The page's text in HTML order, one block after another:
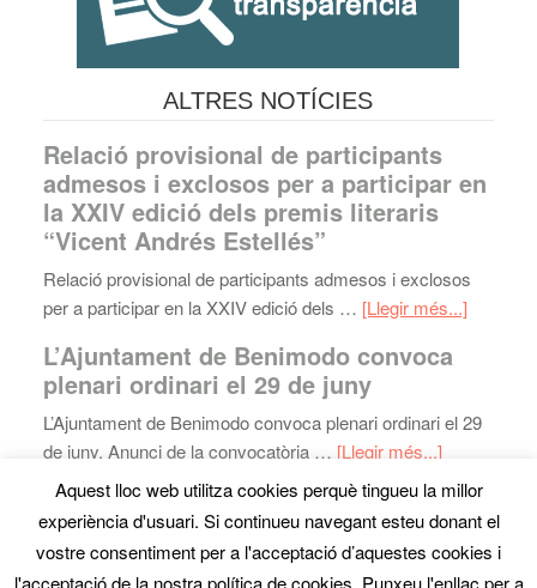
ALTRES NOTÍCIES
Relació provisional de participants
admesos i exclosos per a participar en
la XXIV edició dels premis literaris
“Vicent Andrés Estellés”
Relació provisional de participants admesos i exclosos
per a participar en la XXIV edició dels … [Llegir més...]
L’Ajuntament de Benimodo convoca
plenari ordinari el 29 de juny
L’Ajuntament de Benimodo convoca plenari ordinari el 29
de juny. Anunci de la convocatòria … [Llegir més...]
· Copyright © 2026 · Ajuntament de Benimodo ·
Tel:961818800- Fax: 962993496 ·Avís Legal·disseny
Aquest lloc web utilitza cookies perquè tingueu la millor
experiència d'usuari. Si continueu navegant esteu donant el
vostre consentiment per a l'acceptació d’aquestes cookies i
l'acceptació de la nostra política de cookies. Punxeu l'enllaç per a